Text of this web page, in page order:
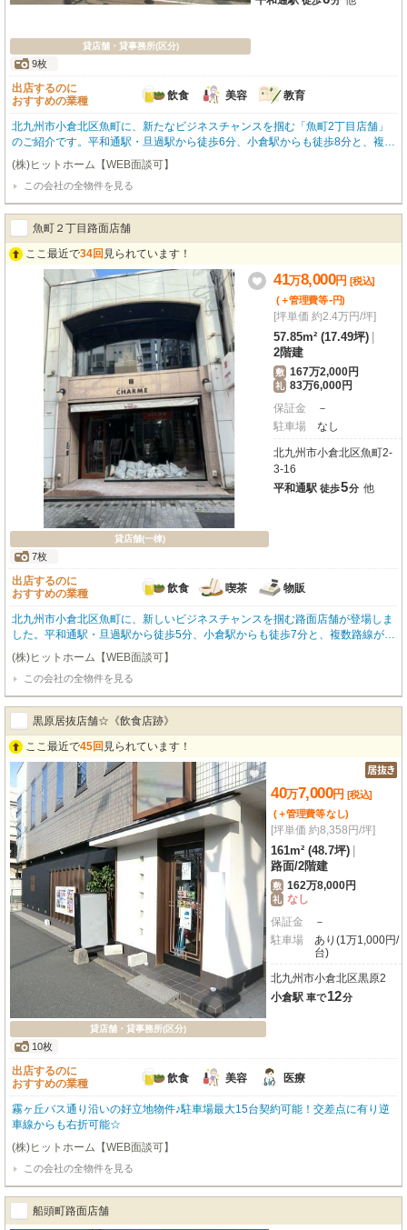
貸店舗・貸事務所(区分)
9枚
出店するのに
おすすめの業種
飲食 美容 教育
北九州市小倉北区魚町に、新たなビジネスチャンスを掴む「魚町2丁目店舗」
のご紹介です。平和通駅・旦過駅から徒歩6分、小倉駅からも徒歩8分と、複数
路線が利用できる大変便利な立地が魅力です。駅前商店街に面し、前面ガラス
張りや袖看板もございますので、抜群の視認性で多くのお客様の目に留まるこ
とでしょう。広々とした185.0㎡の空間は、現在美容クリニックとして利用さ
れており、美容・健康・介護関連の事業を始めたい方に特におすすめです。も
ちろん、重飲食を含む飲食業や教育・スクールなど、幅広い業種にご相談いた
だけます。エレベーターやトイレ、エアコン、ガス・給排水設備も完備。周辺
にはスーパーやドラッグストア、飲食店が充実しており、ビジネスをサポート
の店舗で新しい一歩を踏み出しませんか？ 諸条件のご相談も承りますので、
お気軽にお問い合わせください。
(株)ヒットホーム【WEB面談可】
この会社の全物件を見る
魚町２丁目路面店舗
ここ最近で34回 見られています！
貸店舗(一棟)
7枚
41万8,000円 [税込]
(＋管理費等-円)
[坪単価 約2.4万円/坪]
57.85m² (17.49坪)
2階建
敷 167万2,000円
礼 83万6,000円
保証金
－
駐車場
なし
北九州市小倉北区魚町2-
3-16
平和通駅 徒歩5分 他
出店するのに
おすすめの業種
飲食 喫茶 物販
北九州市小倉北区魚町に、新しいビジネスチャンスを掴む路面店舗が登場しま
した。平和通駅・旦過駅から徒歩5分、小倉駅からも徒歩7分と、複数路線が利
用できる交通至便な立地が魅力です。駅前立地で商店街に面しているため、お
客様の目に留まりやすく、高い集客力が期待できます。前面ガラス張りの57.8
5㎡の空間は、飲食全般（重飲食含む）をはじめ、小売・物販、美容業、医
療、事務所など、幅広い業種に対応可能。ガス・給排水設備も整っており、ス
ムーズに事業をスタートできる環境です。周辺にはカルディコーヒーファーム
やドン・キホーテ、飲食店も多く、常に人通りのある活気あふれるエリアで
す。諸条件のご相談も承りますので、まずはお気軽にお問い合わせください。
を心よりお待ちしております。
(株)ヒットホーム【WEB面談可】
この会社の全物件を見る
黒原居抜店舗☆《飲食店跡》
ここ最近で45回 見られています！
貸店舗・貸事務所(区分)
10枚
40万7,000円 [税込]
(＋管理費等なし)
[坪単価 約8,358円/坪]
161m² (48.7坪)
路面/2階建
敷 162万8,000円
礼 なし
保証金
－
駐車場
あり(1万1,000円/
台)
北九州市小倉北区黒原2
小倉駅 車で12分
出店するのに
おすすめの業種
飲食 美容 医療
霧ヶ丘バス通り沿いの好立地物件♪駐車場最大15台契約可能！交差点に有り逆
車線からも右折可能☆
(株)ヒットホーム【WEB面談可】
この会社の全物件を見る
船頭町路面店舗